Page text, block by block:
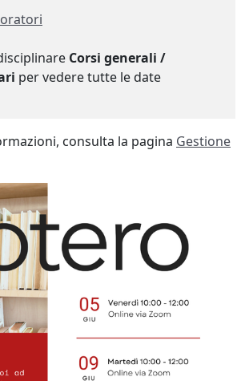
Corsi generali /
per vedere tutte le date
consulta la pagina Gestione